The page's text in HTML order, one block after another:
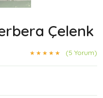
Çelenk
(5 Yorum)